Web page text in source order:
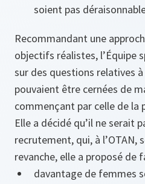
soient pas
Recommandant une
objectifs réalistes, l’Équipe
sur des questions relatives
pouvaient être cernées de
commençant par celle de
Elle a décidé qu’il ne serait
recrutement, qui, à l’OTAN,
revanche, elle a proposé de
davantage de femmes